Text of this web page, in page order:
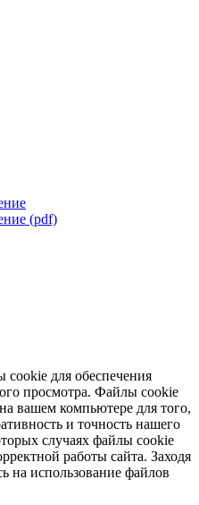
(pdf)
cookie для обеспечения
просмотра. Файлы cookie
вашем компьютере для того,
и точность нашего
случаях файлы cookie
работы сайта. Заходя
на использование файлов